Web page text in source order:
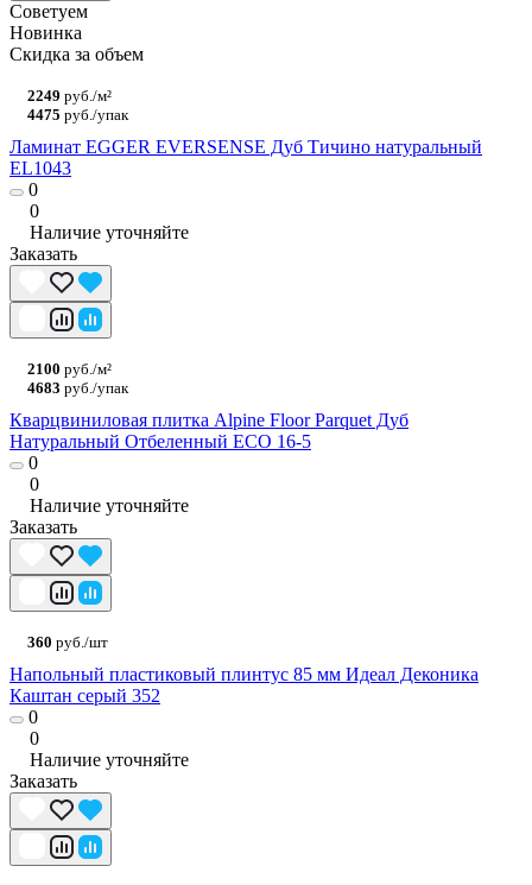
Советуем
Новинка
Скидка за объем
2249 руб./м²
4475 руб./упак
Ламинат EGGER EVERSENSE Дуб Тичино натуральный
EL1043
0
0
Наличие уточняйте
Заказать
2100 руб./м²
4683 руб./упак
Кварцвиниловая плитка Alpine Floor Parquet Дуб
Натуральный Отбеленный ECO 16-5
0
0
Наличие уточняйте
Заказать
360 руб./шт
Напольный пластиковый плинтус 85 мм Идеал Деконика
Каштан серый 352
0
0
Наличие уточняйте
Заказать